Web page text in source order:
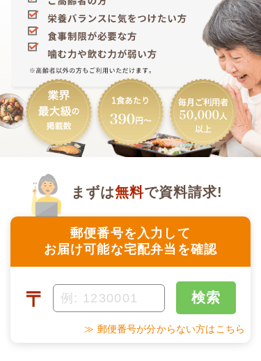
郵便番号を入力して
お届け可能な宅配弁当を確認
まずは無料で資料請求!
〒 検索
≫ 郵便番号が分からない方はこちら